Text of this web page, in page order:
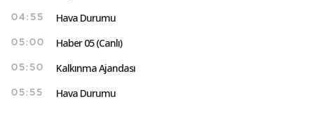
04:55 Hava Durumu
05:00 Haber 05 (Canlı)
05:50 Kalkınma Ajandası
05:55 Hava Durumu